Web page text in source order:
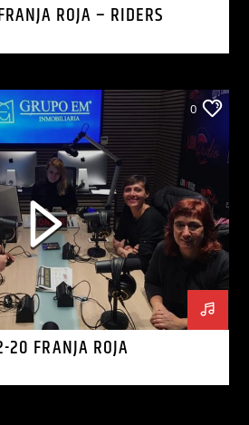
ROJA – RIDERS
0
20 FRANJA ROJA